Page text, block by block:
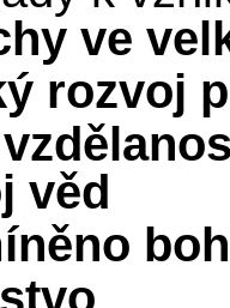
ve
rozvoj
věd